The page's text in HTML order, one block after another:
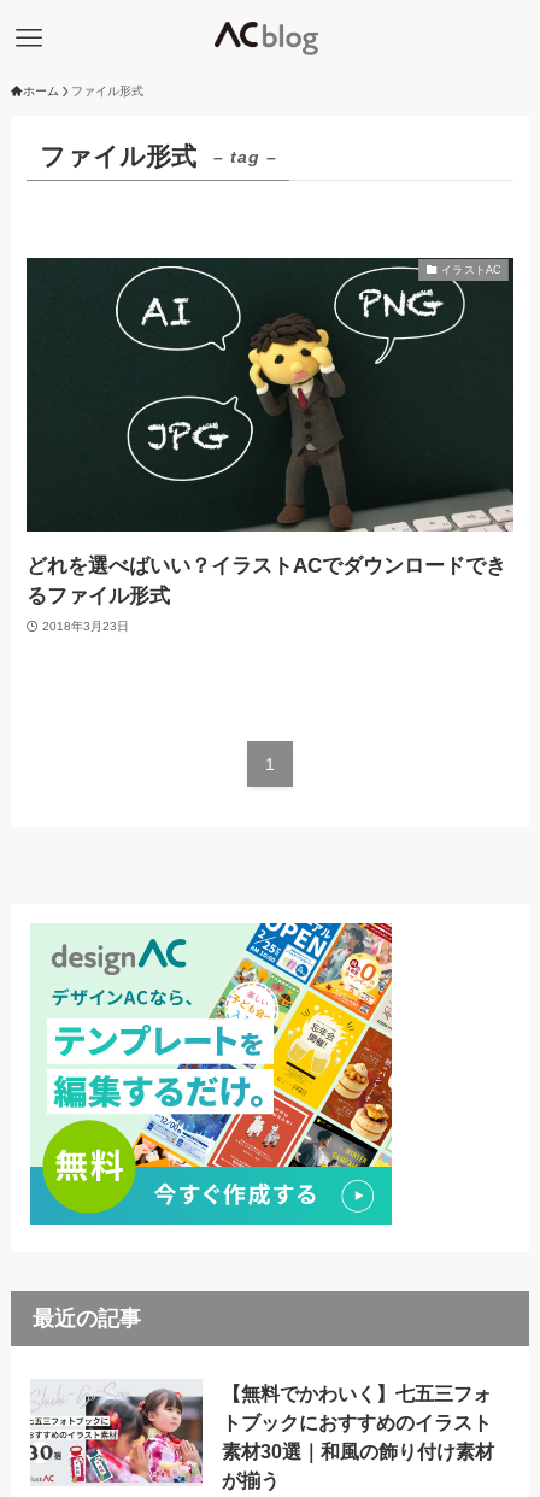
ホーム ファイル形式
ファイル形式 – tag –
イラストAC
どれを選べばいい？イラストACでダウンロードでき
るファイル形式
2018年3月23日
1
最近の記事
【無料でかわいく】七五三フォ
トブックにおすすめのイラスト
素材30選｜和風の飾り付け素材
が揃う